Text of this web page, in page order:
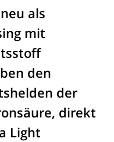
als
mit
den
der
direkt
Light